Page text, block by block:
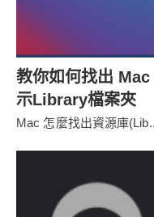
教你如何找出
示Library檔案夾
Mac 怎麼找出資源庫